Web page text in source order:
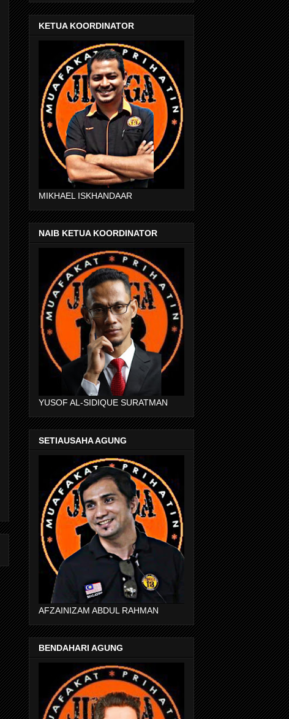
KETUA KOORDINATOR
MIKHAEL ISKHANDAAR
NAIB KETUA KOORDINATOR
YUSOF AL-SIDIQUE SURATMAN
SETIAUSAHA AGUNG
AFZAINIZAM ABDUL RAHMAN
BENDAHARI AGUNG